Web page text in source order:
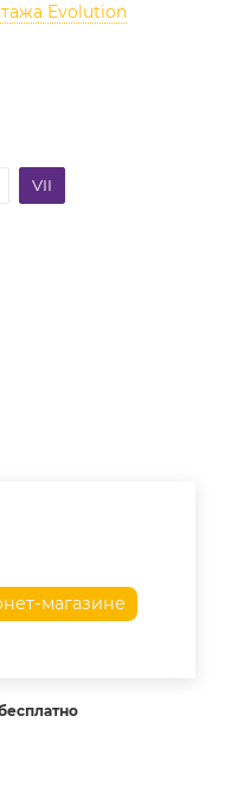
Evolution
VII
магазине